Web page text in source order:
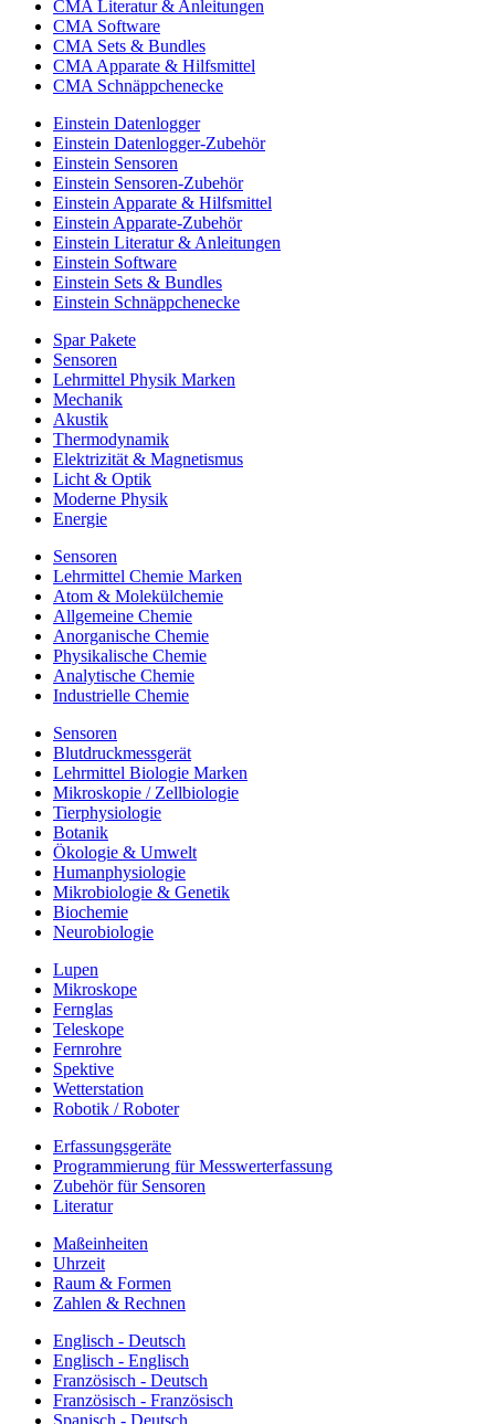
CMA Literatur & Anleitungen
CMA Software
CMA Sets & Bundles
CMA Apparate & Hilfsmittel
CMA Schnäppchenecke
Einstein Datenlogger
Einstein Datenlogger-Zubehör
Einstein Sensoren
Einstein Sensoren-Zubehör
Einstein Apparate & Hilfsmittel
Einstein Apparate-Zubehör
Einstein Literatur & Anleitungen
Einstein Software
Einstein Sets & Bundles
Einstein Schnäppchenecke
Spar Pakete
Sensoren
Lehrmittel Physik Marken
Mechanik
Akustik
Thermodynamik
Elektrizität & Magnetismus
Licht & Optik
Moderne Physik
Energie
Sensoren
Lehrmittel Chemie Marken
Atom & Molekülchemie
Allgemeine Chemie
Anorganische Chemie
Physikalische Chemie
Analytische Chemie
Industrielle Chemie
Sensoren
Blutdruckmessgerät
Lehrmittel Biologie Marken
Mikroskopie / Zellbiologie
Tierphysiologie
Botanik
Ökologie & Umwelt
Humanphysiologie
Mikrobiologie & Genetik
Biochemie
Neurobiologie
Lupen
Mikroskope
Fernglas
Teleskope
Fernrohre
Spektive
Wetterstation
Robotik / Roboter
Erfassungsgeräte
Programmierung für Messwerterfassung
Zubehör für Sensoren
Literatur
Maßeinheiten
Uhrzeit
Raum & Formen
Zahlen & Rechnen
Englisch - Deutsch
Englisch - Englisch
Französisch - Deutsch
Französisch - Französisch
Spanisch - Deutsch